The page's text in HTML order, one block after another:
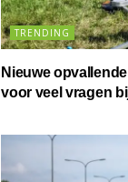
TRENDING
Nieuwe
voor veel vragen